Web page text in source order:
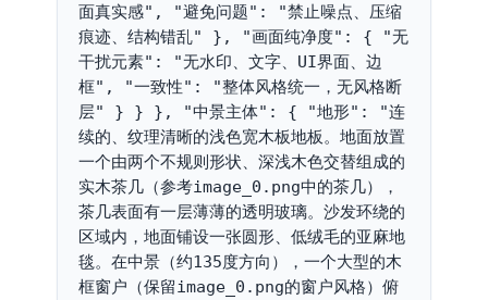
面真实感", "避免问题": "禁止噪点、压缩
痕迹、结构错乱" }, "画面纯净度": { "无
干扰元素": "无水印、文字、UI界面、边
框", "一致性": "整体风格统一，无风格断
层" } } }, "中景主体": { "地形": "连
续的、纹理清晰的浅色宽木板地板。地面放置
一个由两个不规则形状、深浅木色交替组成的
实木茶几（参考image_0.png中的茶几），
茶几表面有一层薄薄的透明玻璃。沙发环绕的
区域内，地面铺设一张圆形、低绒毛的亚麻地
毯。在中景（约135度方向），一个大型的木
框窗户（保留image_0.png的窗户风格）俯